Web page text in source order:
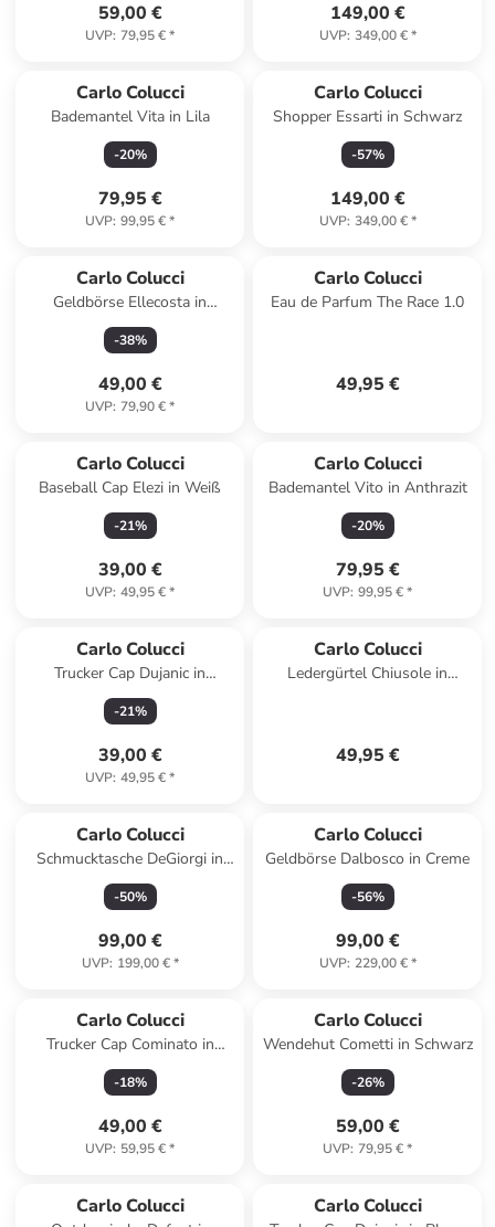
59,00 €
UVP: 79,95 €*
149,00 €
UVP: 349,00 €*
Carlo Colucci
Bademantel Vita in Lila
-20%
79,95 €
UVP: 99,95 €*
Carlo Colucci
Shopper Essarti in Schwarz
-57%
149,00 €
UVP: 349,00 €*
Carlo Colucci
Geldbörse Ellecosta in
Schwarz
-38%
49,00 €
UVP: 79,90 €*
Carlo Colucci
Eau de Parfum The Race 1.0
49,95 €
Carlo Colucci
Baseball Cap Elezi in Weiß
-21%
39,00 €
UVP: 49,95 €*
Carlo Colucci
Bademantel Vito in Anthrazit
-20%
79,95 €
UVP: 99,95 €*
Carlo Colucci
Trucker Cap Dujanic in
Schwarz
-21%
39,00 €
UVP: 49,95 €*
Carlo Colucci
Ledergürtel Chiusole in
49,95 €
Carlo Colucci
Schmucktasche DeGiorgi in
Rosa
-50%
99,00 €
UVP: 199,00 €*
Carlo Colucci
Geldbörse Dalbosco in Creme
-56%
99,00 €
UVP: 229,00 €*
Carlo Colucci
Trucker Cap Cominato in
Royalblau
-18%
49,00 €
UVP: 59,95 €*
Carlo Colucci
Wendehut Cometti in Schwarz
-26%
59,00 €
UVP: 79,95 €*
Carlo Colucci Carlo Colucci